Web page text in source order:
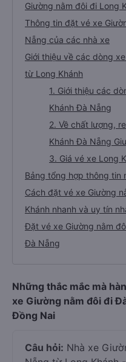
Giường nằm đôi đi Long
Thông tin đặt vé xe
Nẵng của các nhà xe
Giới thiệu về các dòng
từ Long Khánh
1. Giới thiệu các
Khánh Đà Nẵng
2. Về chất lượng,
Khánh Đà Nẵng
3. Giá vé xe Long
Bảng tổng hợp thông tin
Cách đặt vé xe Giường
Khánh nhanh và uy tín
Đặt vé xe Giường nằm
Đà Nẵng
Những thắc mắc mà
xe Giường nằm đôi đi
Đồng Nai
Câu hỏi: Nhà xe